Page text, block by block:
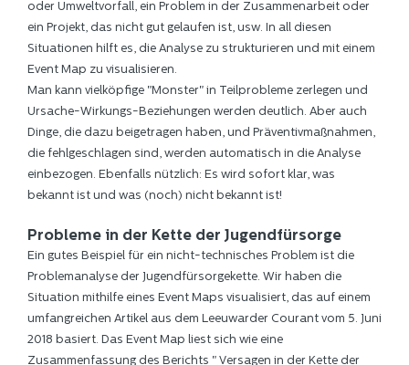
oder Umweltvorfall, ein Problem in der Zusammenarbeit oder
ein Projekt, das nicht gut gelaufen ist, usw. In all diesen
Situationen hilft es, die Analyse zu strukturieren und mit einem
Event Map zu visualisieren.
Man kann vielköpfige "Monster" in Teilprobleme zerlegen und
Ursache-Wirkungs-Beziehungen werden deutlich. Aber auch
Dinge, die dazu beigetragen haben, und Präventivmaßnahmen,
die fehlgeschlagen sind, werden automatisch in die Analyse
einbezogen. Ebenfalls nützlich: Es wird sofort klar, was
bekannt ist und was (noch) nicht bekannt ist!
Probleme in der Kette der Jugendfürsorge
Ein gutes Beispiel für ein nicht-technisches Problem ist die
Problemanalyse der Jugendfürsorgekette. Wir haben die
Situation mithilfe eines Event Maps visualisiert, das auf einem
umfangreichen Artikel aus dem Leeuwarder Courant vom 5. Juni
2018 basiert. Das Event Map liest sich wie eine
Zusammenfassung des Berichts " Versagen in der Kette der